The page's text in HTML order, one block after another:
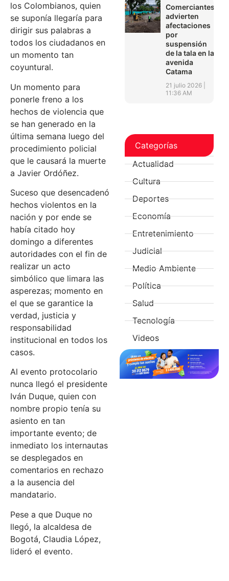
los Colombianos, quien
se suponía llegaría para
dirigir sus palabras a
todos los ciudadanos en
un momento tan
coyuntural.
Un momento para
ponerle freno a los
hechos de violencia que
se han generado en la
última semana luego del
procedimiento policial
que le causará la muerte
a Javier Ordóñez.
Suceso que desencadenó
hechos violentos en la
nación y por ende se
había citado hoy
domingo a diferentes
autoridades con el fin de
realizar un acto
simbólico que limara las
asperezas; momento en
el que se garantice la
verdad, justicia y
responsabilidad
institucional en todos los
casos.‬
‪Al evento protocolario
nunca llegó el presidente
Iván Duque, quien con
nombre propio tenía su
asiento en tan
importante evento; de
inmediato los internautas
se desplegados en
comentarios en rechazo
a la ausencia del
mandatario.
Pese a que Duque no
llegó, la alcaldesa de
Bogotá, Claudia López,
lideró el evento.
Comerciantes
advierten
afectaciones
por
suspensión
de la tala en la
avenida
Catama
21 julio 2026
11:36 AM
Categorías
Actualidad
Cultura
Deportes
Economía
Entretenimiento
Judicial
Medio Ambiente
Política
Salud
Tecnología
Videos